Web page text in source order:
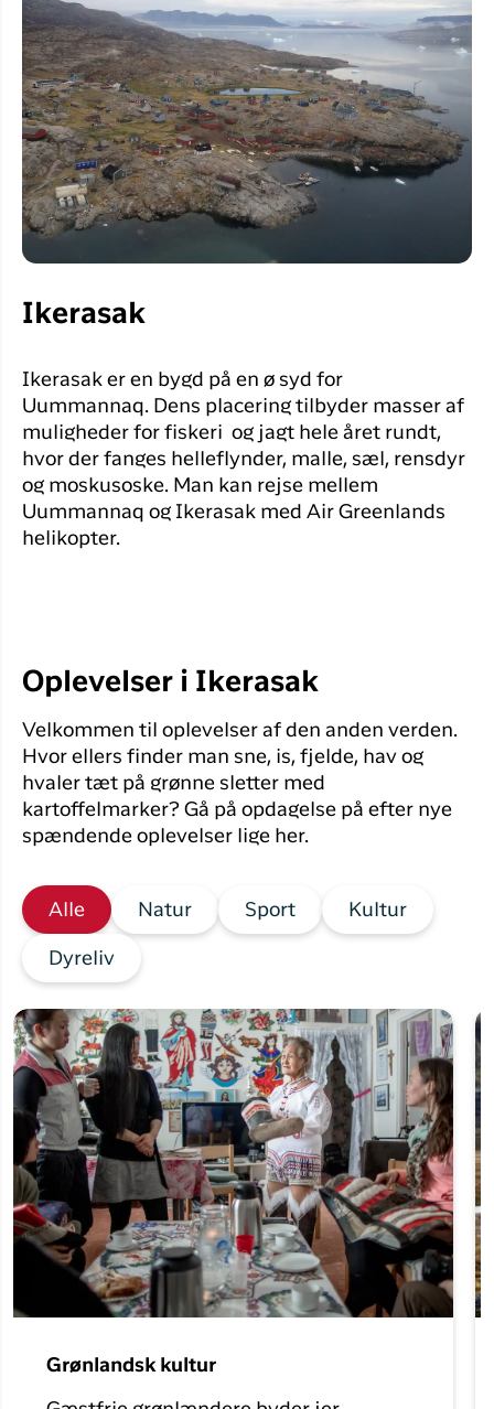
Ikerasak
Ikerasak er en bygd på en ø syd for
Uummannaq. Dens placering tilbyder masser af
muligheder for fiskeri og jagt hele året rundt,
hvor der fanges helleflynder, malle, sæl, rensdyr
og moskusoske. Man kan rejse mellem
Uummannaq og Ikerasak med Air Greenlands
helikopter.
Oplevelser i Ikerasak
Velkommen til oplevelser af den anden verden.
Hvor ellers finder man sne, is, fjelde, hav og
hvaler tæt på grønne sletter med
kartoffelmarker? Gå på opdagelse på efter nye
spændende oplevelser lige her.
Alle Natur Sport Kultur
Dyreliv
Grønlandsk kultur